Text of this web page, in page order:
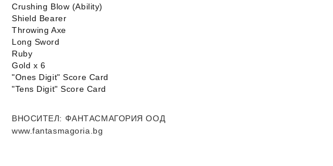
Crushing Blow (Ability)
Shield Bearer
Throwing Axe
Long Sword
Ruby
Gold x 6
"Ones Digit" Score Card
"Tens Digit" Score Card
ВНОСИТЕЛ: ФАНТАСМАГОРИЯ ООД
www.fantasmagoria.bg